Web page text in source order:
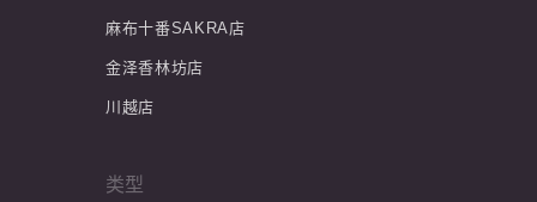
麻布十番SAKRA店
金泽香林坊店
川越店
类型